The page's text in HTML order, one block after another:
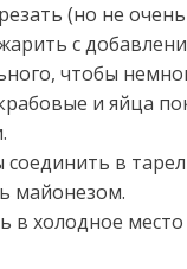
(но не
с
чтобы
и яйца
в
майонезом.
в холодное